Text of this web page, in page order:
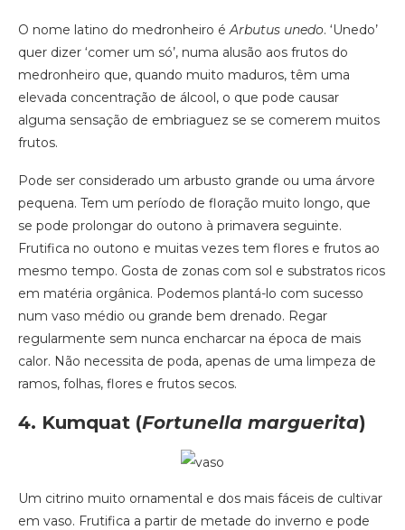
O nome latino do medronheiro éArbutus unedo. ‘Unedo’
quer dizer ‘comer um só’, numa alusão aos frutos do
medronheiro que, quando muito maduros, têm uma
elevada concentração de álcool, o que pode causar
alguma sensação de embriaguez se se comerem muitos
frutos.
Pode ser considerado um arbusto grande ou uma árvore
pequena. Tem um período de floração muito longo, que
se pode prolongar do outono à primavera seguinte.
Frutifica no outono e muitas vezes tem flores e frutos ao
mesmo tempo. Gosta de zonas com sol e substratos ricos
em matéria orgânica. Podemos plantá-lo com sucesso
num vaso médio ou grande bem drenado. Regar
regularmente sem nunca encharcar na época de mais
calor. Não necessita de poda, apenas de uma limpeza de
ramos, folhas, flores e frutos secos.
4. Kumquat (Fortunella marguerita)
Um citrino muito ornamental e dos mais fáceis de cultivar
em vaso. Frutifica a partir de metade do inverno e pode